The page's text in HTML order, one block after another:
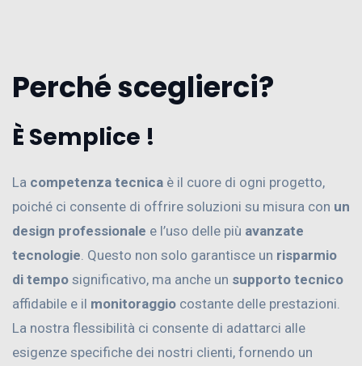
Perché sceglierci?
È Semplice !
La competenza tecnica è il cuore di ogni progetto,
poiché ci consente di offrire soluzioni su misura con un
design professionale e l’uso delle più avanzate
tecnologie . Questo non solo garantisce un risparmio
di tempo significativo, ma anche un supporto tecnico
affidabile e il monitoraggio costante delle prestazioni.
La nostra flessibilità ci consente di adattarci alle
esigenze specifiche dei nostri clienti, fornendo un